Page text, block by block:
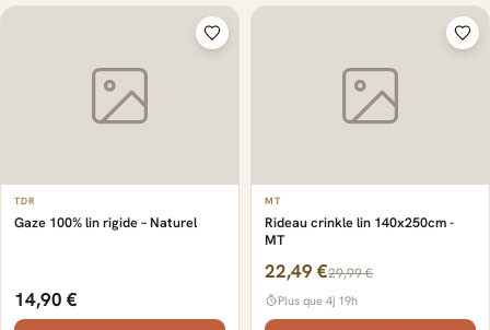
TDR
Gaze 100% lin rigide – Naturel
14,90 €
MT
Rideau crinkle lin 140x250cm -
MT
22,49 €29,99 €
Plus que 4j 19h